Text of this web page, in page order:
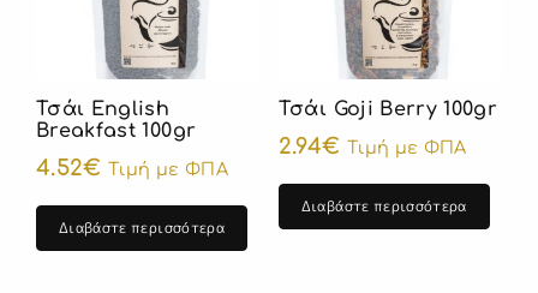
Τσάι English
Breakfast 100gr
4.52€ Τιμή με ΦΠΑ
Διαβάστε περισσότερα
Τσάι Goji Berry 100gr
2.94€ Τιμή με ΦΠΑ
Διαβάστε περισσότερα